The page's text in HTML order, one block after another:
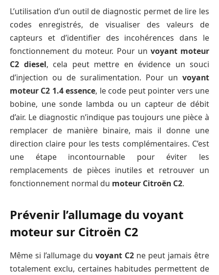
L’utilisation d’un outil de diagnostic permet de lire les
codes enregistrés, de visualiser des valeurs de
capteurs et d’identifier des incohérences dans le
fonctionnement du moteur. Pour un voyant moteur
C2 diesel, cela peut mettre en évidence un souci
d’injection ou de suralimentation. Pour un voyant
moteur C2 1.4 essence, le code peut pointer vers une
bobine, une sonde lambda ou un capteur de débit
d’air. Le diagnostic n’indique pas toujours une pièce à
remplacer de manière binaire, mais il donne une
direction claire pour les tests complémentaires. C’est
une étape incontournable pour éviter les
remplacements de pièces inutiles et retrouver un
fonctionnement normal du moteur Citroën C2.
Prévenir l’allumage du voyant
moteur sur Citroën C2
Même si l’allumage du voyant C2 ne peut jamais être
totalement exclu, certaines habitudes permettent de